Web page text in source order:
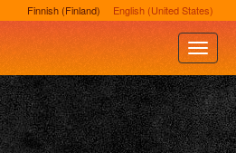
Finnish (Finland) English (United States)
Toggle